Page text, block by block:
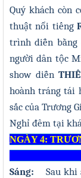
Quý khách còn
thuật nổi tiếng
trình diễn bằng
người dân tộc
show diễn
hoành tráng tái
sắc của Trương
Nghỉ đêm tại
NGÀY 4:
Ăn 3
Sáng: Sau khi